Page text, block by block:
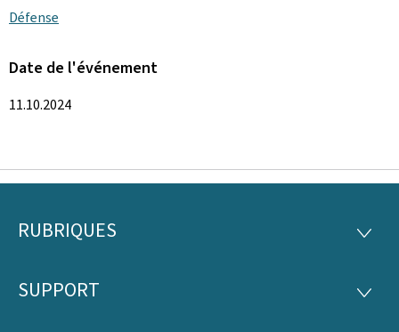
Défense
Date de l'événement
11.10.2024
Pied
page
RUBRIQUES
SUPPORT